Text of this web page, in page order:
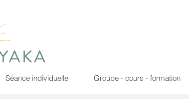
Séance individuelle Groupe - cours - formation